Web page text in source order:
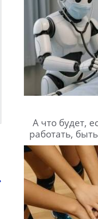
А что будет,
работать,